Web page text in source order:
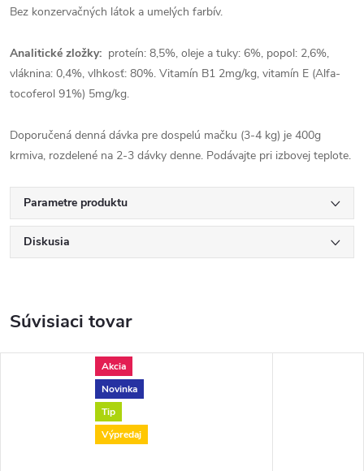
Bez konzervačných látok a umelých farbív.
Analitické zložky: proteín: 8,5%, oleje a tuky: 6%, popol: 2,6%,
vláknina: 0,4%, vlhkosť: 80%. Vitamín B1 2mg/kg, vitamín E (Alfa-
tocoferol 91%) 5mg/kg.
Doporučená denná dávka pre dospelú mačku (3-4 kg) je 400g
krmiva, rozdelené na 2-3 dávky denne. Podávajte pri izbovej teplote.
Parametre produktu
Diskusia
Súvisiaci tovar
Akcia
Novinka
Tip
Výpredaj